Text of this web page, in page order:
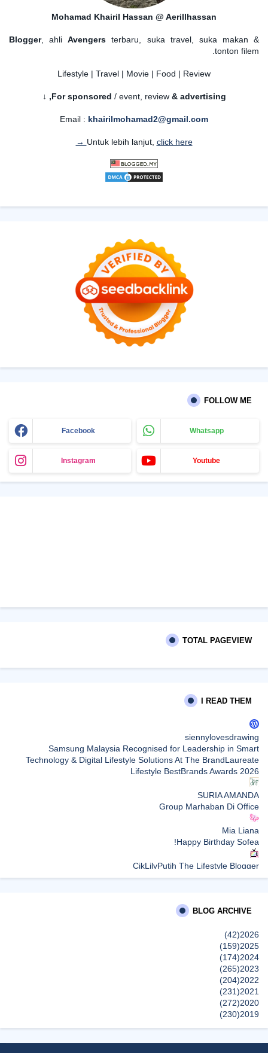
Mohamad Khairil Hassan @ Aerillhassan
Blogger, ahliAvengers terbaru, suka travel, suka makan &
tonton filem.
Lifestyle | Travel | Movie | Food | Review
For sponsored / event, review & advertising,
↓
Email : khairilmohamad2@gmail.com
Untuk lebih lanjut, click here →
FOLLOW ME
Facebook Whatsapp
Instagram Youtube
TOTAL PAGEVIEW
I READ THEM
siennylovesdrawing
Samsung Malaysia Recognised for Leadership in Smart
Technology & Digital Lifestyle Solutions At The BrandLaureate
Lifestyle BestBrands Awards 2026
SURIA AMANDA
Group Marhaban Di Office
Mia Liana
Happy Birthday Sofea!
CikLilyPutih The Lifestyle Blogger
What to Read After Watching The Odyssey: Kobo’s Reading
Farhana Jafri
إظهار الكل
BLOG ARCHIVE
2026
(42)
2025
(159)
2024
(174)
2023
(265)
2022
(204)
2021
(231)
2020
(272)
2019
(230)